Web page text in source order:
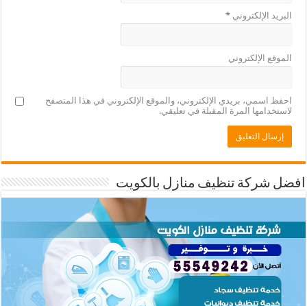
البريد الإلكتروني*
الموقع الإلكتروني
احفظ اسمي، بريدي الإلكتروني، والموقع الإلكتروني في هذا المتصفح
لاستخدامها المرة المقبلة في تعليقي.
افضل شركة تنظيف منازل بالكويت